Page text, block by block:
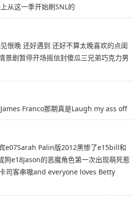
从这一季开始刷SNL的
恨晚 还好遇到 还好不算太晚喜欢的点闺
景剧暂停开场摇信封傻瓜三兄弟巧克力男
Franco那期真是Laugh my ass off
e07Sarah Palin版2012黑惨了e15bill和
狗e18Jason的恶魔角色第一次出现萌死惹
司客串嗷and everyone loves Betty